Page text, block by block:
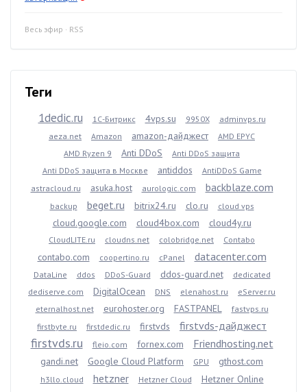
Весь эфир · RSS
Теги
1dedic.ru 1С-Битрикс 4vps.su 9950X
adminvps.ru
aeza.net
Amazon amazon-дайджест
AMD EPYC
AMD Ryzen 9
Anti DDoS
Anti DDoS защита
Anti DDoS защита в Москве
antiddos
AntiDDoS Game
astracloud.ru
asuka.host aurologic.com backblaze.com
backup beget.ru bitrix24.ru clo.ru cloud vps
cloud.google.com cloud4box.com cloud4y.ru
CloudLITE.ru cloudns.net colobridge.net Contabo
contabo.com coopertino.ru cPanel datacenter.com
DataLine ddos DDoS-Guard ddos-guard.net
dedicated
dediserve.com
DigitalOcean DNS elenahost.ru
eServer.ru
eternalhost.net
eurohoster.org FASTPANEL
fastvps.ru
firstbyte.ru
firstdedic.ru firstvds firstvds-дайджест
firstvds.ru fleio.com fornex.com Friendhosting.net
gandi.net Google Cloud Platform GPU gthost.com
h3llo.cloud hetzner Hetzner Cloud Hetzner Online